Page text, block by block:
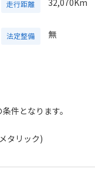
走行距離
法定整備 無
件となります。
タリック)